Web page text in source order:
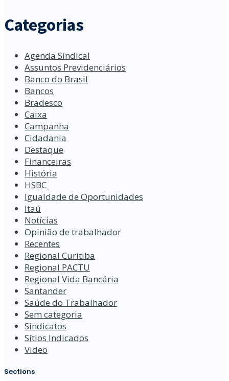
Categorias
Agenda Sindical
Assuntos Previdenciários
Banco do Brasil
Bancos
Bradesco
Caixa
Campanha
Cidadania
Destaque
Financeiras
História
HSBC
Igualdade de Oportunidades
Itaú
Notícias
Opinião de trabalhador
Recentes
Regional Curitiba
Regional PACTU
Regional Vida Bancária
Santander
Saúde do Trabalhador
Sem categoria
Sindicatos
Sítios Indicados
Video
Sections